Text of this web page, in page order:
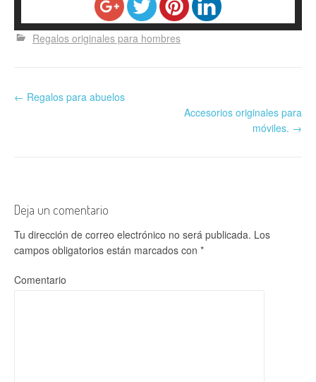
Regalos originales para hombres
← Regalos para abuelos
Accesorios originales para
móviles. →
Deja un comentario
Tu dirección de correo electrónico no será publicada. Los
campos obligatorios están marcados con *
Comentario